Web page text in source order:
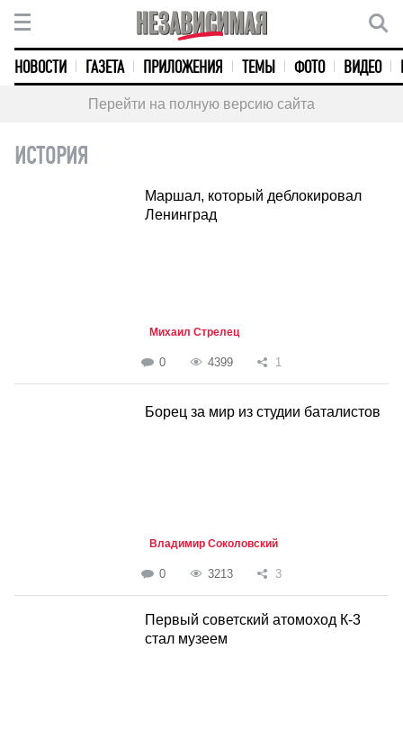
НОВОСТИ ГАЗЕТА ПРИЛОЖЕНИЯ ТЕМЫ ФОТО ВИДЕО
Перейти на полную версию сайта
ИСТОРИЯ
Маршал, который деблокировал
Ленинград
Михаил Стрелец
0 4399 1
Борец за мир из студии баталистов
Владимир Соколовский
0 3213 3
Первый советский атомоход К-3
стал музеем